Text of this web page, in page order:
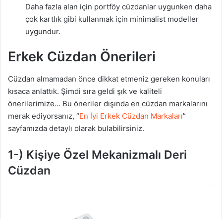
Daha fazla alan için portföy cüzdanlar uygunken daha
çok kartlık gibi kullanmak için minimalist modeller
uygundur.
Erkek Cüzdan Önerileri
Cüzdan almamadan önce dikkat etmeniz gereken konuları
kısaca anlattık. Şimdi sıra geldi şık ve kaliteli
önerilerimize… Bu öneriler dışında en cüzdan markalarını
merak ediyorsanız, “En İyi Erkek Cüzdan Markaları”
sayfamızda detaylı olarak bulabilirsiniz.
1-) Kişiye Özel Mekanizmalı Deri
Cüzdan